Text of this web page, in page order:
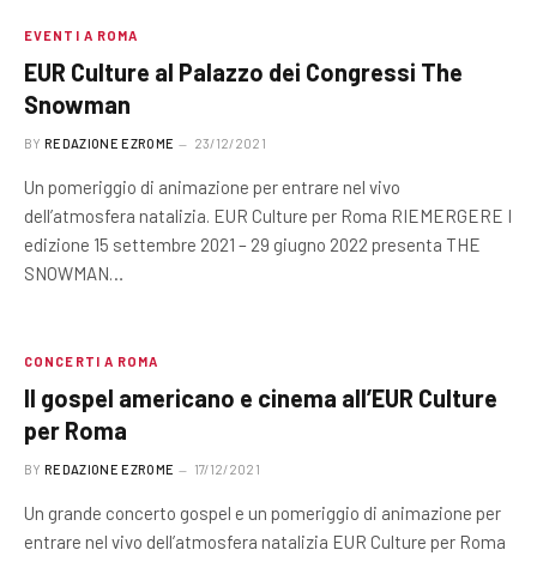
EVENTI A ROMA
EUR Culture al Palazzo dei Congressi The
Snowman
BY REDAZIONE EZROME 23/12/2021
Un pomeriggio di animazione per entrare nel vivo
dell’atmosfera natalizia. EUR Culture per Roma RIEMERGERE I
edizione 15 settembre 2021 – 29 giugno 2022 presenta THE
SNOWMAN…
CONCERTI A ROMA
Il gospel americano e cinema all’EUR Culture
per Roma
BY REDAZIONE EZROME 17/12/2021
Un grande concerto gospel e un pomeriggio di animazione per
entrare nel vivo dell’atmosfera natalizia EUR Culture per Roma